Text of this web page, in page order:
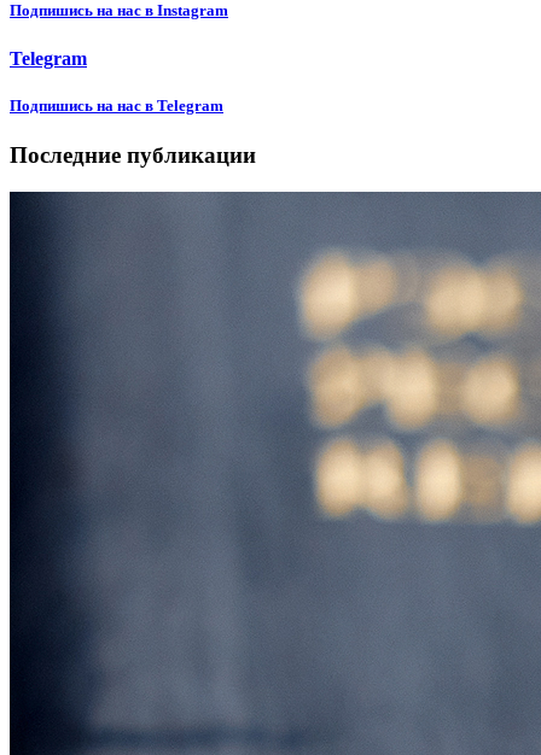
Подпишиcь на нас в Instagram
Telegram
Подпишиcь на нас в Telegram
Последние публикации